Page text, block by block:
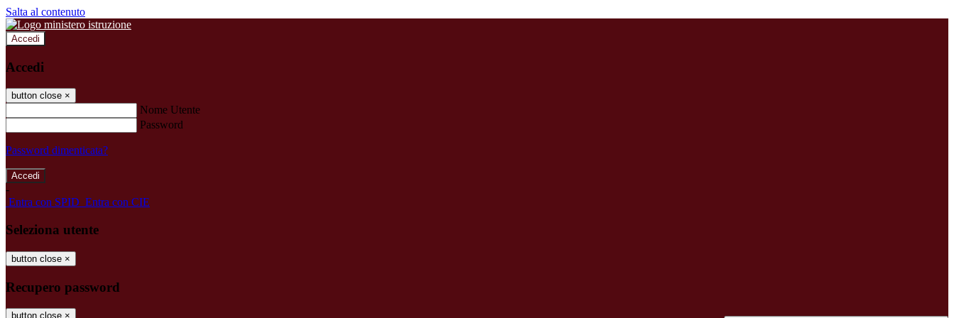
Salta al contenuto
Accedi
Accedi
button close ×
Nome Utente
Password
Password dimenticata?
-
Entra con SPID Entra con CIE
Seleziona utente
button close ×
Recupero password
button close ×